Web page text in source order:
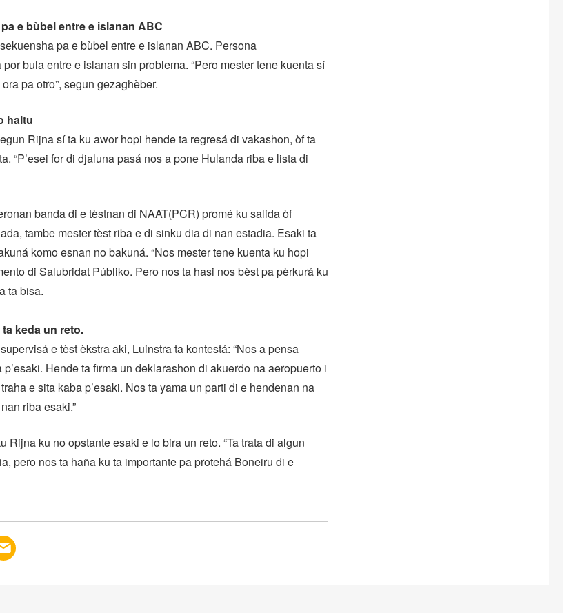
e bùbel entre e islanan ABC
pa e bùbel entre e islanan ABC. Persona
bula entre e islanan sin problema. “Pero mester tene kuenta sí
pa otro”, segun gezaghèber.
haltu
Rijna sí ta ku awor hopi hende ta regresá di vakashon, òf ta
“P’esei for di djaluna pasá nos a pone Hulanda riba e lista di
banda di e tèstnan di NAAT(PCR) promé ku salida òf
tambe mester tèst riba e di sinku dia di nan estadia. Esaki ta
komo esnan no bakuná. “Nos mester tene kuenta ku hopi
di Salubridat Públiko. Pero nos ta hasi nos bèst pa pèrkurá ku
ta bisa.
keda un reto.
e tèst èkstra aki, Luinstra ta kontestá: “Nos a pensa
Hende ta firma un deklarashon di akuerdo na aeropuerto i
e sita kaba p’esaki. Nos ta yama un parti di e hendenan na
riba esaki.”
Rijna ku no opstante esaki e lo bira un reto. “Ta trata di algun
pero nos ta haña ku ta importante pa protehá Boneiru di e